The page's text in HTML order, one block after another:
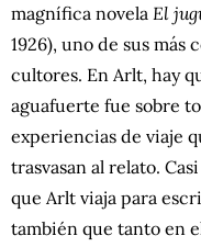
magnífica novela El
1926), uno de sus más
cultores. En Arlt, hay
aguafuerte fue sobre
experiencias de viaje
trasvasan al relato.
que Arlt viaja para
también que tanto en